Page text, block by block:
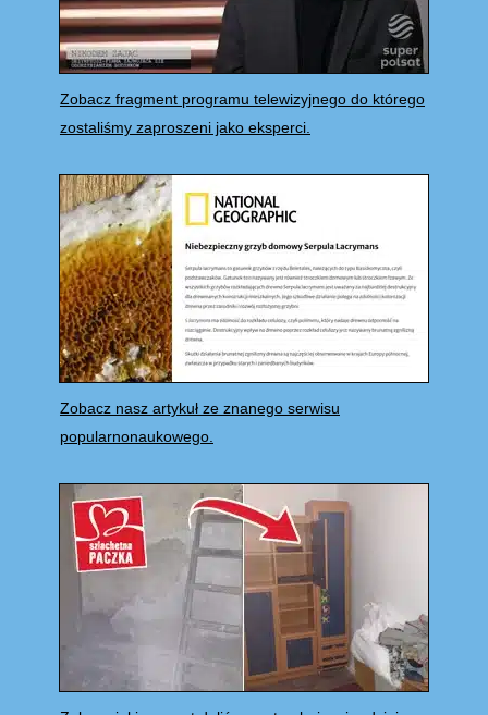
Zobacz fragment programu telewizyjnego do którego
zostaliśmy zaproszeni jako eksperci.
Zobacz nasz artykuł ze znanego serwisu
popularnonaukowego.